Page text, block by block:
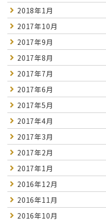
2018年1月
2017年10月
2017年9月
2017年8月
2017年7月
2017年6月
2017年5月
2017年4月
2017年3月
2017年2月
2017年1月
2016年12月
2016年11月
2016年10月